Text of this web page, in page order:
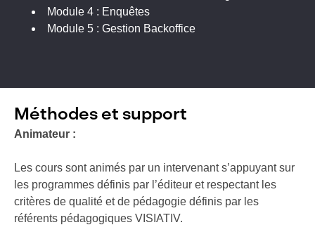
Module 4 : Enquêtes
Module 5 : Gestion Backoffice
Méthodes et support
Animateur :
Les cours sont animés par un intervenant s’appuyant sur
les programmes définis par l’éditeur et respectant les
critères de qualité et de pédagogie définis par les
référents pédagogiques VISIATIV.